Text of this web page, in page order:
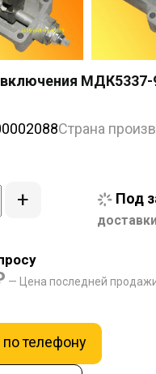
МДК5337-
Страна
+ Под
— Цена последней
по телефону